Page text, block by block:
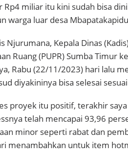
Rp4 miliar itu kini sudah bisa
warga luar desa
Njurumana, Kepala Dinas
Ruang (PUPR) Sumba Timur
Rabu (22/11/2023) hari lalu
diyakininya bisa selesai
proyek itu positif, terakhir
telah mencapai 93,96
minor seperti rabat dan
menambahkan untuk item